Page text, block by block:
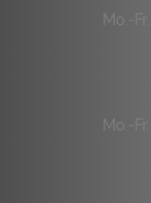
Mo.-
Mo.-